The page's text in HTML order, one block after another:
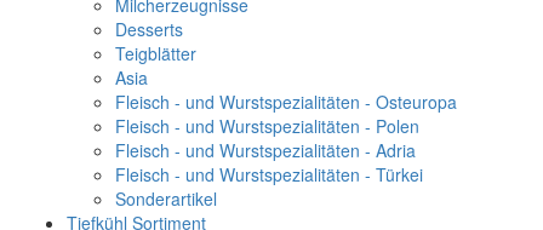
Milcherzeugnisse
Desserts
Teigblätter
Asia
Fleisch - und Wurstspezialitäten - Osteuropa
Fleisch - und Wurstspezialitäten - Polen
Fleisch - und Wurstspezialitäten - Adria
Fleisch - und Wurstspezialitäten - Türkei
Sonderartikel
Tiefkühl Sortiment